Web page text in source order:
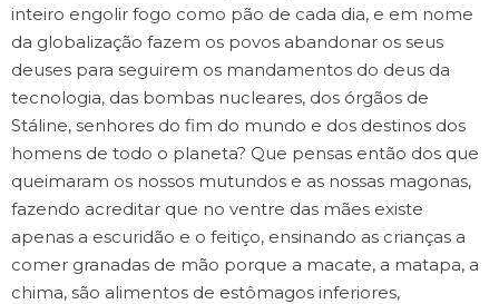
inteiro engolir fogo como pão de cada dia, e em nome
da globalização fazem os povos abandonar os seus
deuses para seguirem os mandamentos do deus da
tecnologia, das bombas nucleares, dos órgãos de
Stáline, senhores do fim do mundo e dos destinos dos
homens de todo o planeta? Que pensas então dos que
queimaram os nossos mutundos e as nossas magonas,
fazendo acreditar que no ventre das mães existe
apenas a escuridão e o feitiço, ensinando as crianças a
comer granadas de mão porque a macate, a matapa, a
chima, são alimentos de estômagos inferiores,